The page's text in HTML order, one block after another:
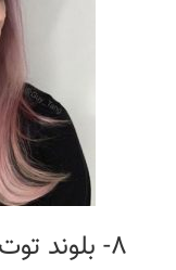
8- بلوند توت فرنگی